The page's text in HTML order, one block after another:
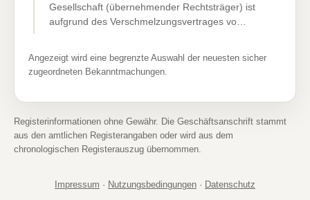
Gesellschaft (übernehmender Rechtsträger) ist
aufgrund des Verschmelzungsvertrages vo…
Angezeigt wird eine begrenzte Auswahl der neuesten sicher
zugeordneten Bekanntmachungen.
Registerinformationen ohne Gewähr. Die Geschäftsanschrift stammt
aus den amtlichen Registerangaben oder wird aus dem
chronologischen Registerauszug übernommen.
Impressum · Nutzungsbedingungen · Datenschutz